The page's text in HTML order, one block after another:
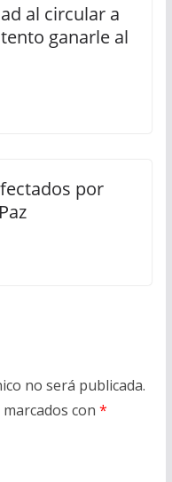
al circular a
ganarle al
por
no será publicada.
con *